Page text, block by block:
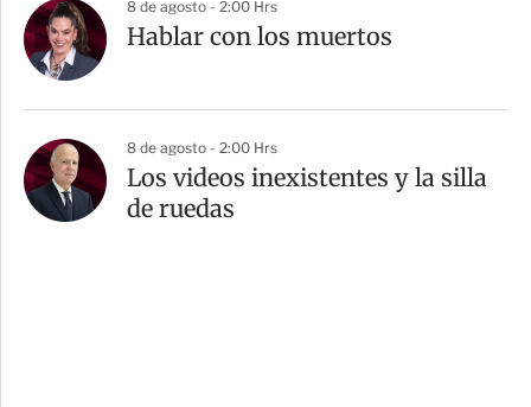
8 de agosto - 2:00 Hrs
Hablar con los muertos
8 de agosto - 2:00 Hrs
Los videos inexistentes y la silla
de ruedas